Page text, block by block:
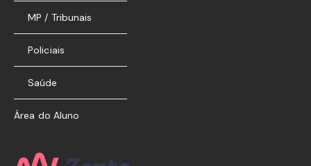
MP / Tribunais
Policiais
Saúde
Área do Aluno